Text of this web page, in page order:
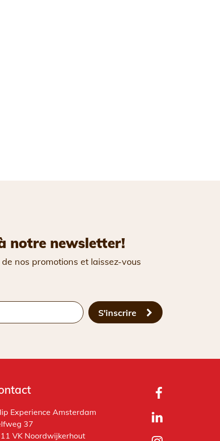
notre newsletter!
nos promotions et laissez-vous
S'inscrire
Experience Amsterdam
37
VK Noordwijkerhout